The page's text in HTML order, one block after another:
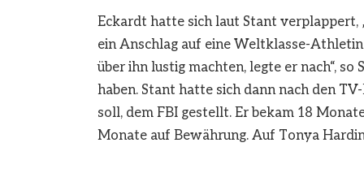
Eckardt hatte sich laut Stant verplappert,
ein Anschlag auf eine Weltklasse-
über ihn lustig machten, legte er nach“,
haben. Stant hatte sich dann nach den
soll, dem FBI gestellt. Er bekam 18
Monate auf Bewährung. Auf Tonya